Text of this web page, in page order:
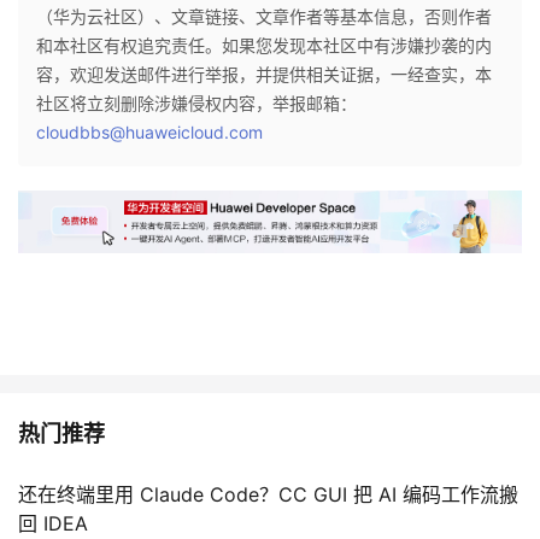
（华为云社区）、文章链接、文章作者等基本信息，否则作者
和本社区有权追究责任。如果您发现本社区中有涉嫌抄袭的内
容，欢迎发送邮件进行举报，并提供相关证据，一经查实，本
社区将立刻删除涉嫌侵权内容，举报邮箱：
cloudbbs@huaweicloud.com
热门推荐
还在终端里用 Claude Code？CC GUI 把 AI 编码工作流搬
回 IDEA